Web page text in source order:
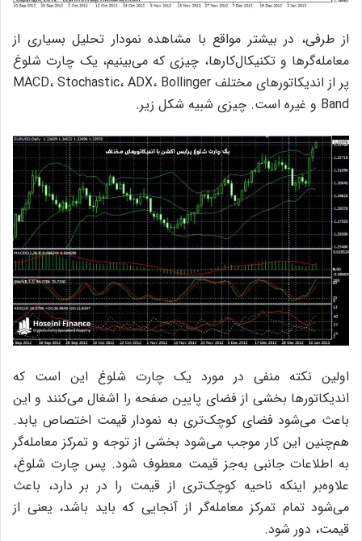
از طرفی،‌ در بیشتر مواقع با مشاهده‌ نمودار تحلیل بسیاری از
معامله‌گرها و تکنیکال‌کارها، چیزی که می‌بینیم، یک چارت شلوغ
پر از اندیکاتور‌های مختلف MACD، Stochastic، ADX، Bollinger
Band و غیره است. چیزی شبیه شکل زیر.
اولین نکته‌ منفی در مورد یک چارت شلوغ این است که‌
اندیکاتورها بخشی از فضای پایین صفحه را اشغال می‌کنند و این
باعث می‌شود فضای کوچک‌تری به نمودار قیمت اختصاص یابد.
هم‌چنین این کار موجب می‌شود بخشی از توجه و تمرکز معامله‌گر
به اطلاعات جانبی به‌جز قیمت معطوف شود. پس چارت شلوغ،
علاوه‌بر اینکه ناحیه‌ کوچک‌تری از قیمت را در بر دارد، باعث
می‌شود تمام تمرکز معامله‌گر از آنجایی که باید باشد، یعنی از
قیمت، دور شود.